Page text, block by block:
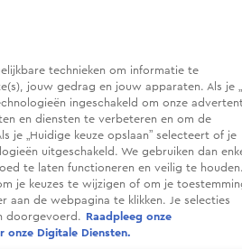
Dit
16
technieken om informatie te
jouw gedrag en jouw apparaten. Als je
ingeschakeld om onze
en diensten te verbeteren en om de
je „Huidige keuze opslaan” selecteert of je
uitgeschakeld. We gebruiken dan
te laten functioneren en veilig te
je keuzes te wijzigen of om je
aan de webpagina te klikken. Je selecties
doorgevoerd.
Raadpleeg onze
onze Digitale Diensten.